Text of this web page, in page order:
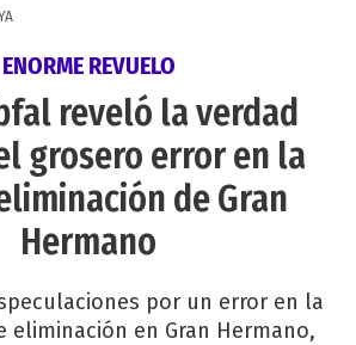
ENORME REVUELO
reveló la verdad
grosero error en la
de Gran
Hermano
por un error en la
eliminación en Gran Hermano,